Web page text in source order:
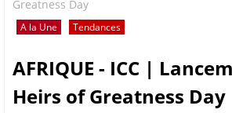
Greatness Day
A la Une Tendances
AFRIQUE - ICC |
Heirs of Greatness Day